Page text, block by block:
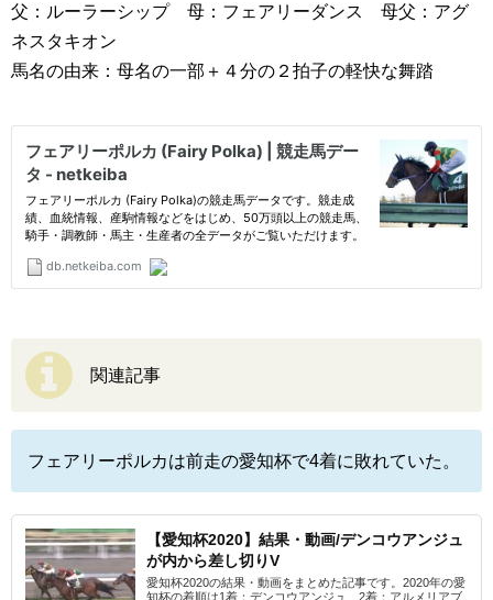
父：ルーラーシップ 母：フェアリーダンス 母父：アグ
ネスタキオン
馬名の由来：母名の一部＋４分の２拍子の軽快な舞踏
関連記事
フェアリーポルカは前走の愛知杯で4着に敗れていた。
【愛知杯2020】結果・動画/デンコウアンジュ
が内から差し切りV
愛知杯2020の結果・動画をまとめた記事です。2020年の愛
知杯の着順は1着：デンコウアンジュ、2着：アルメリアブ